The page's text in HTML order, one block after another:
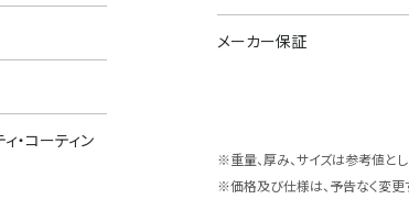
・コーティン
メーカー保証
※重量、厚み、サイズは参考値と
※価格及び仕様は、予告なく変更